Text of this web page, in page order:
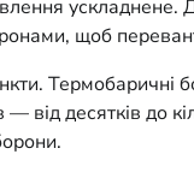
щоб
Термобаричні
десятків до